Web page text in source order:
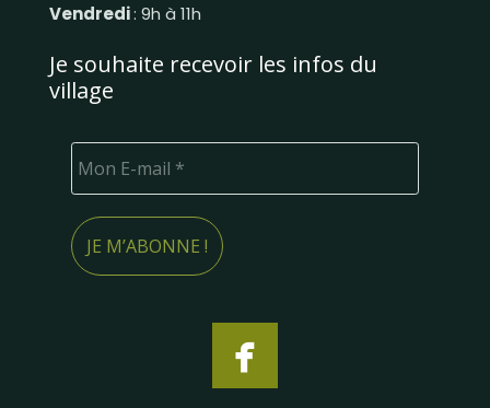
Vendredi: 9h à 11h
Je souhaite recevoir les infos du
village